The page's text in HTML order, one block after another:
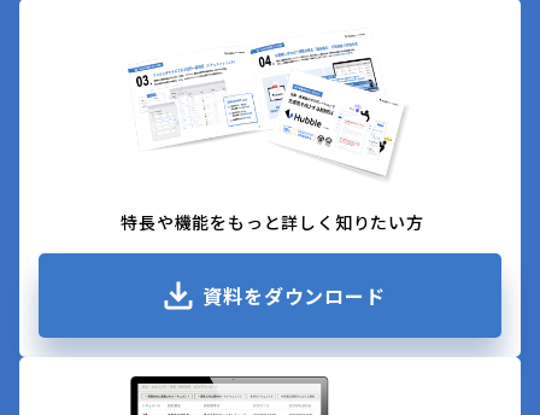
特長や機能をもっと詳しく知りたい方
資料をダウンロード